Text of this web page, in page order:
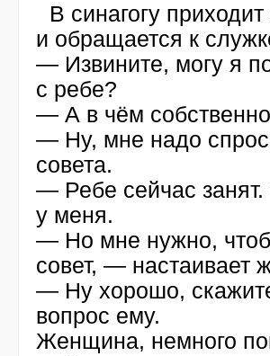
В синагогу
и обращается к
— Извините, могу я
с ребе?
— А в чём
— Ну, мне надо
совета.
— Ребе сейчас занят.
у меня.
— Но мне нужно,
совет, — настаивает
— Ну хорошо,
вопрос ему.
Женщина, немного